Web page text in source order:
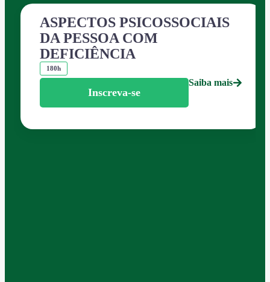
ASPECTOS PSICOSSOCIAIS
DA PESSOA COM
DEFICIÊNCIA
180h
Inscreva-se
Saiba mais